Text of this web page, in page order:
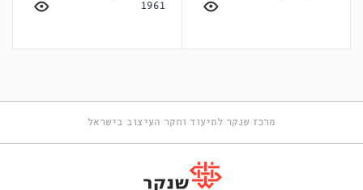
1961
מרכז שנקר לתיעוד וחקר העיצוב בישראל